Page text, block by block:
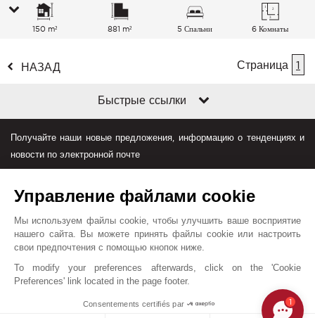
150 m² 881 m² 5 Спальни 6 Комнаты
НАЗАД Страница 1
Быстрые ссылки
Получайте наши новые предложения, информацию о тенденциях и
новости по электронной почте
План сайта
Управление файлами cookie
Мы используем файлы cookie, чтобы улучшить ваше восприятие
нашего сайта. Вы можете принять файлы cookie или настроить
свои предпочтения с помощью кнопок ниже.
To modify your preferences afterwards, click on the 'Cookie
Preferences' link located in the page footer.
Consentements certifiés par 1